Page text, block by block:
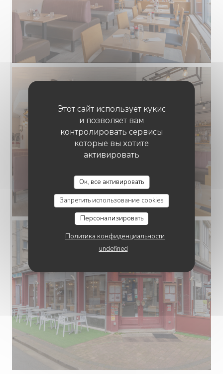
Этот сайт использует кукис
и позволяет вам
контролировать сервисы
которые вы хотите
активировать
Ок, все активировать
Запретить использование cookies
Персонализировать
Политика конфиденциальности
undefined